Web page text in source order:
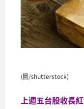
(圖/shutterstock)
上週五台股收長紅